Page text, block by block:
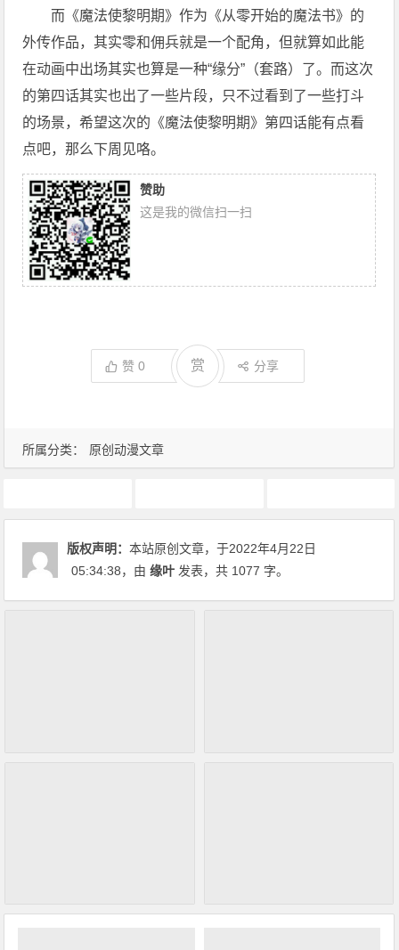
所属分类： 原创动漫文章
而《魔法使黎明期》作为《从零开始的魔法书》的
外传作品，其实零和佣兵就是一个配角，但就算如此能
在动画中出场其实也算是一种“缘分”（套路）了。而这次
的第四话其实也出了一些片段，只不过看到了一些打斗
的场景，希望这次的《魔法使黎明期》第四话能有点看
点吧，那么下周见咯。
赞助
这是我的微信扫一扫
赞0 赏 分享
版权声明：本站原创文章，于2022年4月22日
05:34:38，由缘叶 发表，共 1077 字。